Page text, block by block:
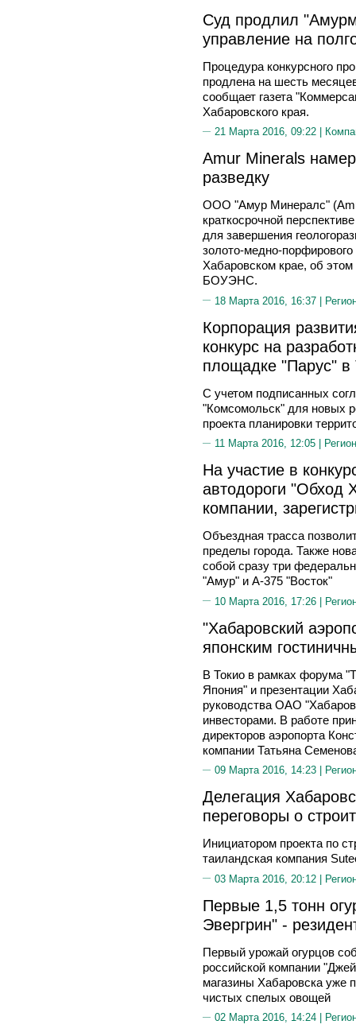
Суд продлил
управление на
Процедура конкурсного
продлена на шесть
сообщает газета
Хабаровского края.
21 Марта 2016, 09:22 |
Amur Minerals
разведку
ООО "Амур Минералс"
краткосрочной
для завершения
золото-медно-
Хабаровском крае, об
БОУЭНС.
18 Марта 2016, 16:37 |
Корпорация
конкурс на
площадке "Парус"
С учетом подписанных
"Комсомольск" для новых
проекта планировки
11 Марта 2016, 12:05 |
На участие в
автодороги "Обход
компании,
Объездная трасса
пределы города. Также
собой сразу три
"Амур" и А-375 "Восток"
10 Марта 2016, 17:26 |
"Хабаровский
японским
В Токио в рамках форума
Япония" и презентации
руководства ОАО
инвесторами. В работе
директоров аэропорта
компании Татьяна
09 Марта 2016, 14:23 |
Делегация
переговоры о
Инициатором проекта по
таиландская компания
03 Марта 2016, 20:12 |
Первые 1,5 тонн
Эвергрин" -
Первый урожай огурцов
российской компании
магазины Хабаровска уже
чистых спелых овощей
02 Марта 2016, 14:24 |